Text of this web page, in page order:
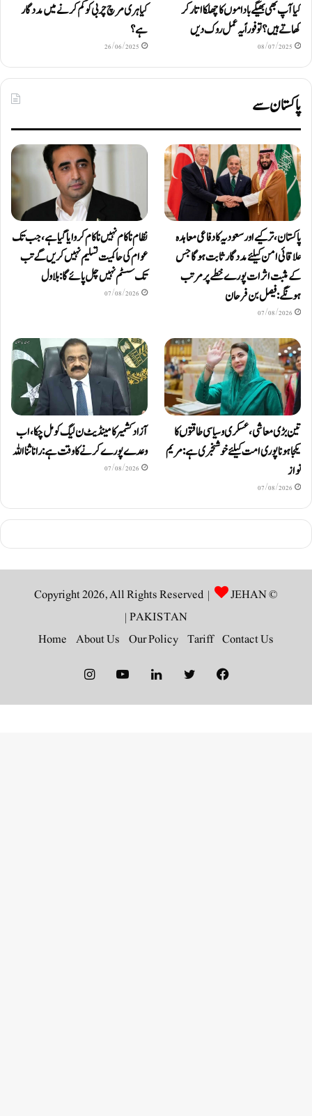
کیا آپ بھی بھیگے باداموں کا چھلکا اتار کر
کھاتے ہیں؟ تو فوراً یہ عمل روک دیں
08/07/2025
کیا ہری مرچ چربی کو کم کرنے میں مددگار
ہے؟
26/06/2025
پاکستان سے
پاکستان، ترکیے اور سعودیہ کا دفاعی معاہدہ
علاقائی امن کیلئے مددگار ثابت ہوگا جس
کے مثبت اثرات پورے خطے پر مرتب
ہونگے: فیصل بن فرحان
07/08/2026
نظام ناکام نہیں ناکام کروایاگیا ہے، جب تک
عوام کی حاکمیت تسلیم نہیں کریں گے تب
تک سسٹم نہیں چل پائےگا: بلاول
07/08/2026
تین بڑی معاشی، عسکری و سیاسی طاقتوں کا
یکجا ہونا پوری امت کیلئے خوشخبری ہے: مریم
نواز
07/08/2026
آزاد کشمیر کا مینڈیٹ ن لیگ کو مل چکا، اب
وعدے پورے کرنے کا وقت ہے: رانا ثنا اللہ
07/08/2026
© Copyright 2026, All Rights Reserved |
JEHAN
PAKISTAN
|
Contact Us
Tariff
Our Policy
About Us
Home
Facebook
Twitter
LinkedIn
YouTube
Instagram